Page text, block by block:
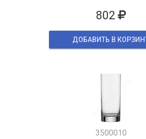
802
ДОБАВИТЬ В
3500010